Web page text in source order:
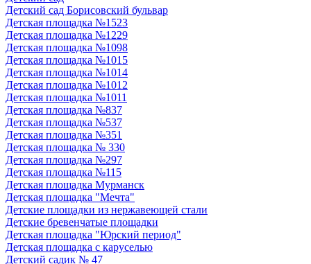
Детский сад Борисовский бульвар
Детская площадка №1523
Детская площадка №1229
Детская площадка №1098
Детская площадка №1015
Детская площадка №1014
Детская площадка №1012
Детская площадка №1011
Детская площадка №837
Детская площадка №537
Детская площадка №351
Детская площадка № 330
Детская площадка №297
Детская площадка №115
Детская площадка Мурманск
Детская площадка "Мечта"
Детские площадки из нержавеющей стали
Детские бревенчатые площадки
Детская площадка "Юрский период"
Детская площадка с каруселью
Детский садик № 47